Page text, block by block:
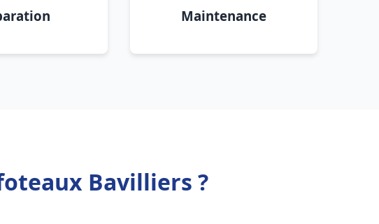
Maintenance
Bavilliers ?